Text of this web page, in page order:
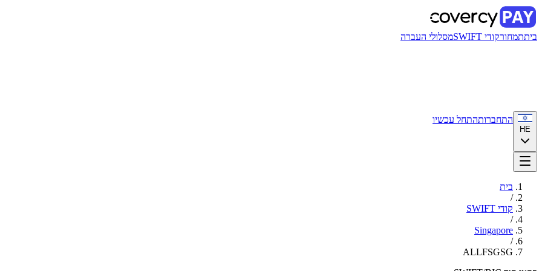
ביתתמחורקודי SWIFT מסלולי העברה
HE
התחברותהתחל עכשיו
בית
/
קודי SWIFT
/
Singapore
/
ALLFSGSG